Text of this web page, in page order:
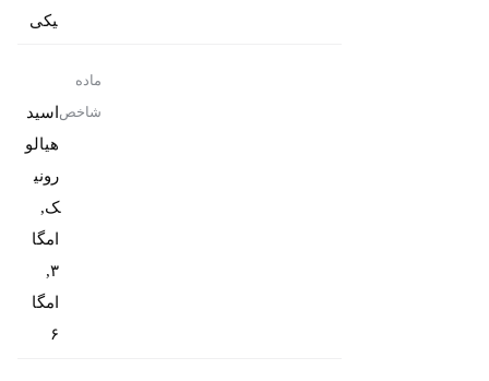
یکی
ماده
شاخص اسید
هیالو
رونی
ک,
امگا
۳,
امگا
۶